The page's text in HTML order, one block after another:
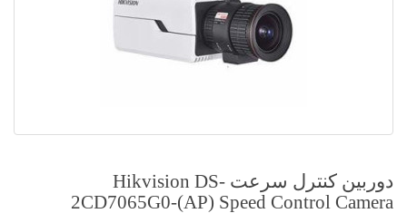
دوربین کنترل سرعت Hikvision DS-
2CD7065G0-(AP) Speed Control